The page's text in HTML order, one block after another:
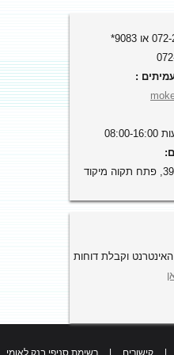
:
שמשון 9 ת.ד 3928, פתח תקוה מיקוד
וקבלת דוחות
קישורים רשימת סניפי בנק לאומי